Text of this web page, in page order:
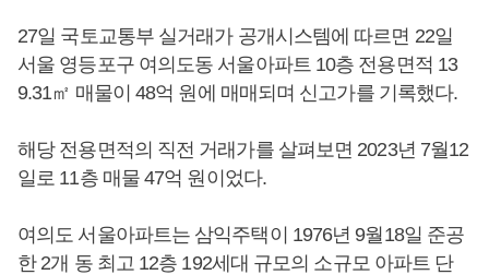
27일 국토교통부 실거래가 공개시스템에 따르면 22일
서울 영등포구 여의도동 서울아파트 10층 전용면적 13
9.31㎡ 매물이 48억 원에 매매되며 신고가를 기록했다.
해당 전용면적의 직전 거래가를 살펴보면 2023년 7월12
일로 11층 매물 47억 원이었다.
여의도 서울아파트는 삼익주택이 1976년 9월18일 준공
한 2개 동 최고 12층 192세대 규모의 소규모 아파트 단